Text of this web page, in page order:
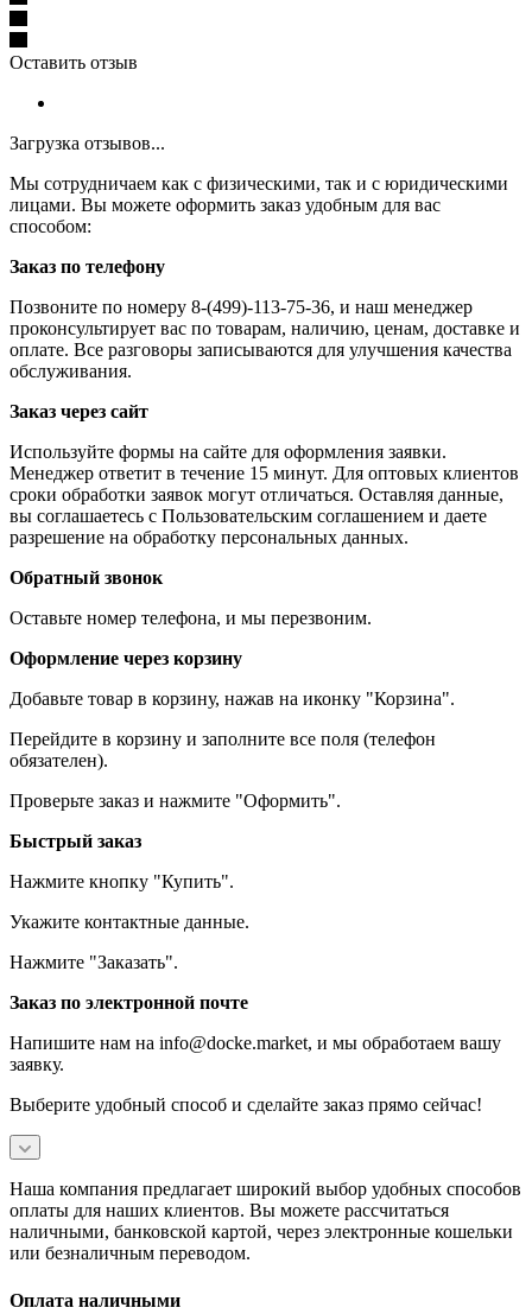
Оставить отзыв
Загрузка отзывов...
Мы сотрудничаем как с физическими, так и с юридическими
лицами. Вы можете оформить заказ удобным для вас
способом:
Заказ по телефону
Позвоните по номеру 8-(499)-113-75-36, и наш менеджер
проконсультирует вас по товарам, наличию, ценам, доставке и
оплате. Все разговоры записываются для улучшения качества
обслуживания.
Заказ через сайт
Используйте формы на сайте для оформления заявки.
Менеджер ответит в течение 15 минут. Для оптовых клиентов
сроки обработки заявок могут отличаться. Оставляя данные,
вы соглашаетесь с Пользовательским соглашением и даете
разрешение на обработку персональных данных.
Обратный звонок
Оставьте номер телефона, и мы перезвоним.
Оформление через корзину
Добавьте товар в корзину, нажав на иконку "Корзина".
Перейдите в корзину и заполните все поля (телефон
обязателен).
Проверьте заказ и нажмите "Оформить".
Быстрый заказ
Нажмите кнопку "Купить".
Укажите контактные данные.
Нажмите "Заказать".
Заказ по электронной почте
Напишите нам на info@docke.market, и мы обработаем вашу
заявку.
Выберите удобный способ и сделайте заказ прямо сейчас!
Наша компания предлагает широкий выбор удобных способов
оплаты для наших клиентов. Вы можете рассчитаться
наличными, банковской картой, через электронные кошельки
или безналичным переводом.
Оплата наличными